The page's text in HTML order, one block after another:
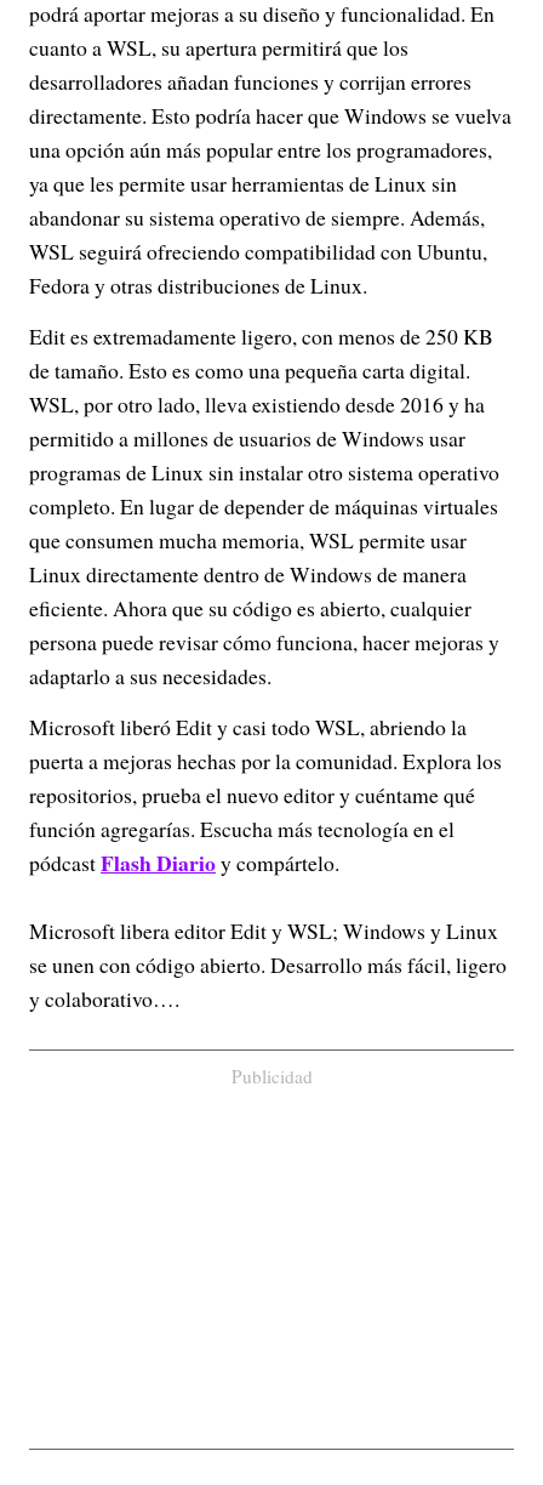
podrá aportar mejoras a su diseño y funcionalidad. En
cuanto a WSL, su apertura permitirá que los
desarrolladores añadan funciones y corrijan errores
directamente. Esto podría hacer que Windows se vuelva
una opción aún más popular entre los programadores,
ya que les permite usar herramientas de Linux sin
abandonar su sistema operativo de siempre. Además,
WSL seguirá ofreciendo compatibilidad con Ubuntu,
Fedora y otras distribuciones de Linux.
Edit es extremadamente ligero, con menos de 250 KB
de tamaño. Esto es como una pequeña carta digital.
WSL, por otro lado, lleva existiendo desde 2016 y ha
permitido a millones de usuarios de Windows usar
programas de Linux sin instalar otro sistema operativo
completo. En lugar de depender de máquinas virtuales
que consumen mucha memoria, WSL permite usar
Linux directamente dentro de Windows de manera
eficiente. Ahora que su código es abierto, cualquier
persona puede revisar cómo funciona, hacer mejoras y
adaptarlo a sus necesidades.
Microsoft liberó Edit y casi todo WSL, abriendo la
puerta a mejoras hechas por la comunidad. Explora los
repositorios, prueba el nuevo editor y cuéntame qué
función agregarías. Escucha más tecnología en el
pódcastFlash Diarioy compártelo.
Microsoft libera editor Edit y WSL; Windows y Linux
se unen con código abierto. Desarrollo más fácil, ligero
y colaborativo….
Publicidad